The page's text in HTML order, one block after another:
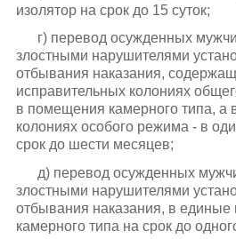
изолятор на срок до 15 суток;
г) перевод осужденных
злостными нарушителями
отбывания наказания,
исправительных колониях
в помещения камерного типа, а
колониях особого режима - в
срок до шести месяцев;
д) перевод осужденных
злостными нарушителями
отбывания наказания, в
камерного типа на срок до